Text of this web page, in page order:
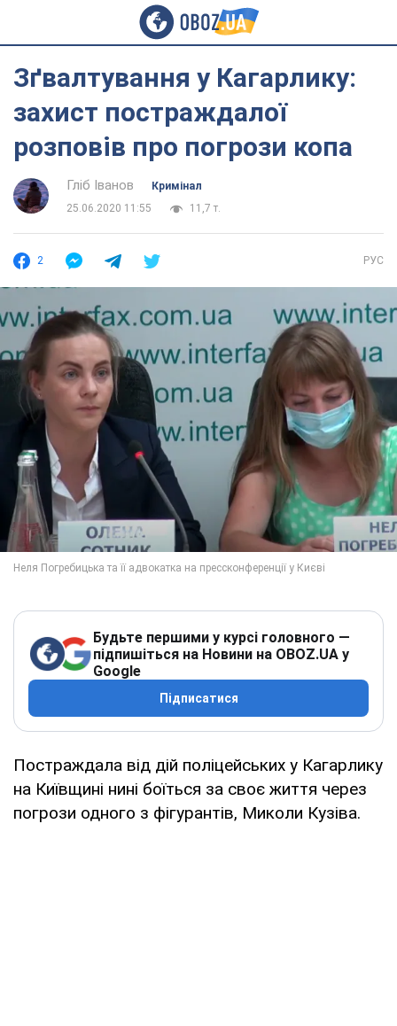
Зґвалтування у Кагарлику:
захист постраждалої
розповів про погрози копа
Гліб Іванов
Кримінал
25.06.2020 11:55
11,7 т.
2 РУС
Будьте першими у курсі головного —
підпишіться на Новини на OBOZ.UA у
Google
Підписатися
Постраждала від дій поліцейських у Кагарлику
на Київщині нині боїться за своє життя через
погрози одного з фігурантів, Миколи Кузіва.